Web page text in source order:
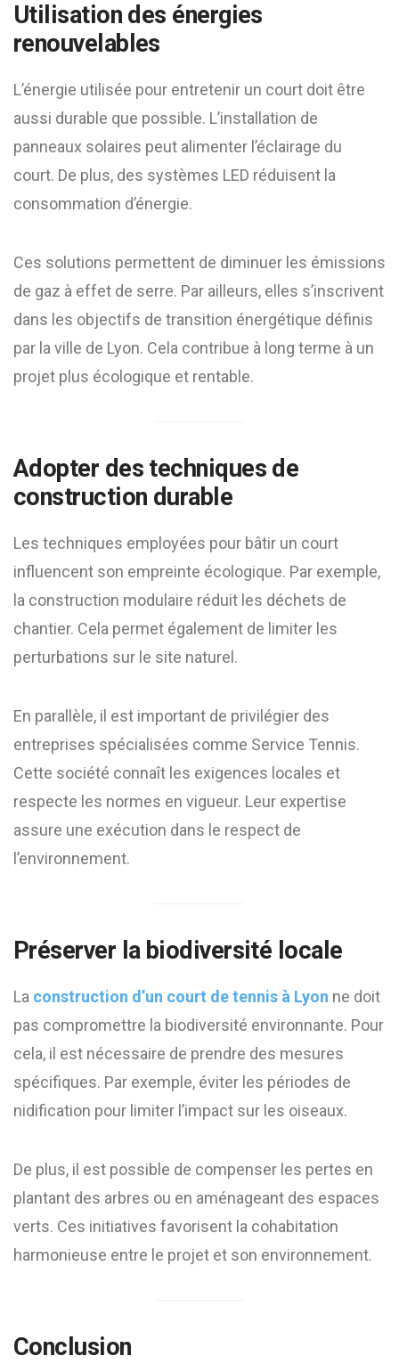
Utilisation des énergies
renouvelables
L’énergie utilisée pour entretenir un court doit être
aussi durable que possible. L’installation de
panneaux solaires peut alimenter l’éclairage du
court. De plus, des systèmes LED réduisent la
consommation d’énergie.
Ces solutions permettent de diminuer les émissions
de gaz à effet de serre. Par ailleurs, elles s’inscrivent
dans les objectifs de transition énergétique définis
par la ville de Lyon. Cela contribue à long terme à un
projet plus écologique et rentable.
Adopter des techniques de
construction durable
Les techniques employées pour bâtir un court
influencent son empreinte écologique. Par exemple,
la construction modulaire réduit les déchets de
chantier. Cela permet également de limiter les
perturbations sur le site naturel.
En parallèle, il est important de privilégier des
entreprises spécialisées comme Service Tennis.
Cette société connaît les exigences locales et
respecte les normes en vigueur. Leur expertise
assure une exécution dans le respect de
l’environnement.
Préserver la biodiversité locale
La construction d’un court de tennis à Lyon ne doit
pas compromettre la biodiversité environnante. Pour
cela, il est nécessaire de prendre des mesures
spécifiques. Par exemple, éviter les périodes de
nidification pour limiter l’impact sur les oiseaux.
De plus, il est possible de compenser les pertes en
plantant des arbres ou en aménageant des espaces
verts. Ces initiatives favorisent la cohabitation
harmonieuse entre le projet et son environnement.
Conclusion